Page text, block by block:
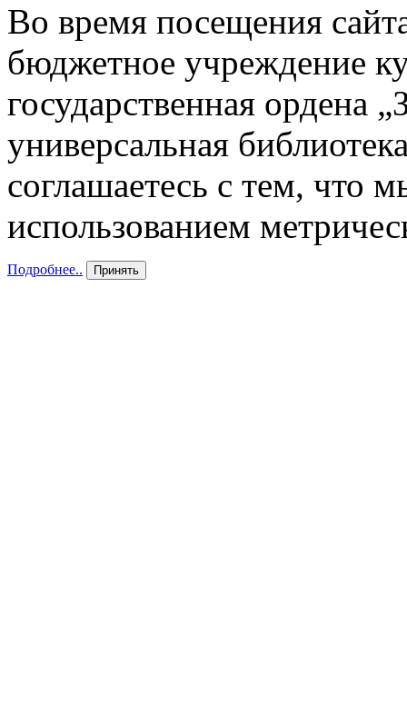
Во время посещения
бюджетное учреждение
государственная ордена
универсальная
соглашаетесь с тем, что
использованием
Подробнее.. Принять